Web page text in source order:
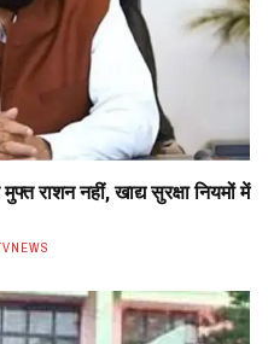
राशन नहीं, खाद्य सुरक्षा नियमों में